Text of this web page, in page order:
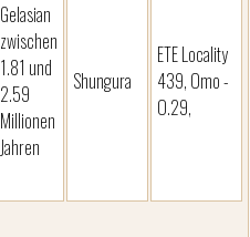
Gelasian
zwischen
1.81 und
2.59
Millionen
Jahren
Shungura
ETE Locality
439, Omo -
O.29,